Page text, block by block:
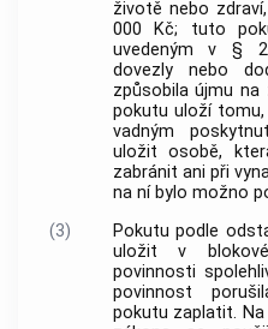
životě nebo
000 Kč; tuto
uvedeným v §
dovezly nebo
způsobila újmu
pokutu uloží
vadným
uložit osobě,
zabránit ani při
na ní bylo možno
(3)
Pokutu podle
uložit v
povinnosti
povinnost
pokutu zaplatit.